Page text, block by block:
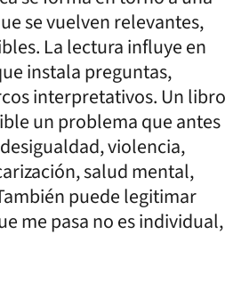
se vuelven relevantes,
La lectura influye en
instala preguntas,
interpretativos. Un libro
un problema que antes
violencia,
salud mental,
puede legitimar
me pasa no es individual,